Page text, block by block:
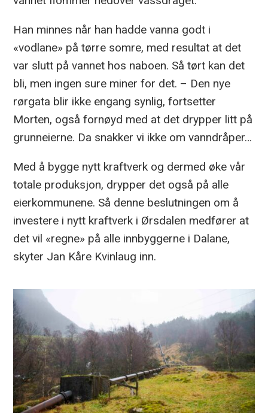
Han minnes når han hadde vanna godt i
«vodlane» på tørre somre, med resultat at det
var slutt på vannet hos naboen. Så tørt kan det
bli, men ingen sure miner for det. – Den nye
rørgata blir ikke engang synlig, fortsetter
Morten, også fornøyd med at det drypper litt på
grunneierne. Da snakker vi ikke om vanndråper…
Med å bygge nytt kraftverk og dermed øke vår
totale produksjon, drypper det også på alle
eierkommunene. Så denne beslutningen om å
investere i nytt kraftverk i Ørsdalen medfører at
det vil «regne» på alle innbyggerne i Dalane,
skyter Jan Kåre Kvinlaug inn.